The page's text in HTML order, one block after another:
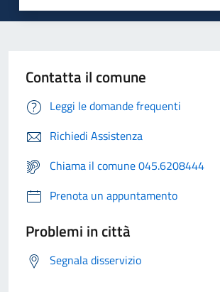
Contatta il comune
Leggi le domande frequenti
Richiedi Assistenza
Chiama il comune 045.6208444
Prenota un appuntamento
Problemi in città
Segnala disservizio